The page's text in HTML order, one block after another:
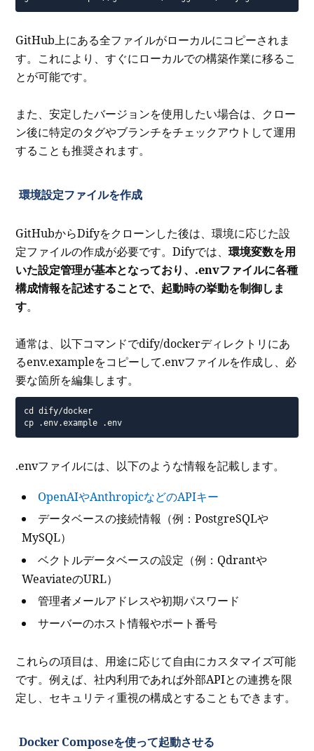
GitHub上にある全ファイルがローカルにコピーされま
す。これにより、すぐにローカルでの構築作業に移るこ
とが可能です。
また、安定したバージョンを使用したい場合は、クロー
ン後に特定のタグやブランチをチェックアウトして運用
することも推奨されます。
環境設定ファイルを作成
GitHubからDifyをクローンした後は、環境に応じた設
定ファイルの作成が必要です。Difyでは、環境変数を用
いた設定管理が基本となっており、.envファイルに各種
構成情報を記述することで、起動時の挙動を制御しま
す。
通常は、以下コマンドでdify/dockerディレクトリにあ
るenv.exampleをコピーして.envファイルを作成し、必
要な箇所を編集します。
cd dify/docker
cp .env.example .env
.envファイルには、以下のような情報を記載します。
OpenAIやAnthropicなどのAPIキー
データベースの接続情報（例：PostgreSQLや
MySQL）
ベクトルデータベースの設定（例：Qdrantや
WeaviateのURL）
管理者メールアドレスや初期パスワード
サーバーのホスト情報やポート番号
これらの項目は、用途に応じて自由にカスタマイズ可能
です。例えば、社内利用であれば外部APIとの連携を限
定し、セキュリティ重視の構成とすることもできます。
Docker Composeを使って起動させる